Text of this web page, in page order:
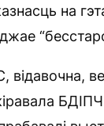
на
відавочна,